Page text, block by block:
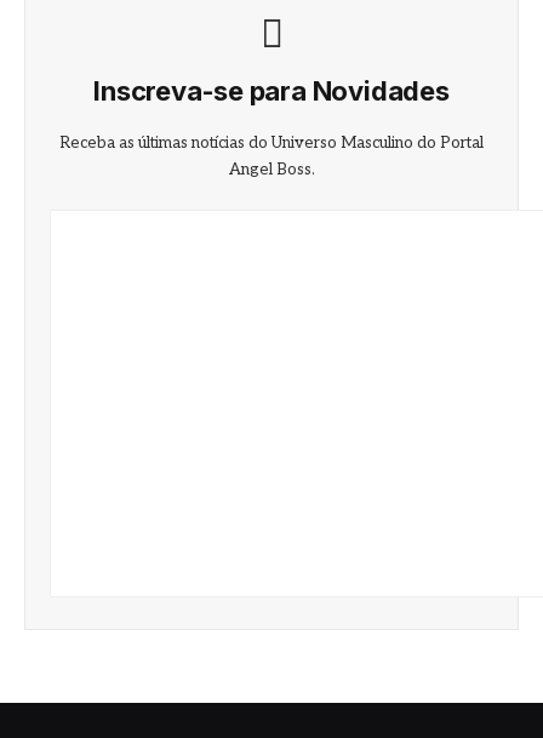
Inscreva-se para Novidades
Receba as últimas notícias do Universo Masculino do Portal
Angel Boss.